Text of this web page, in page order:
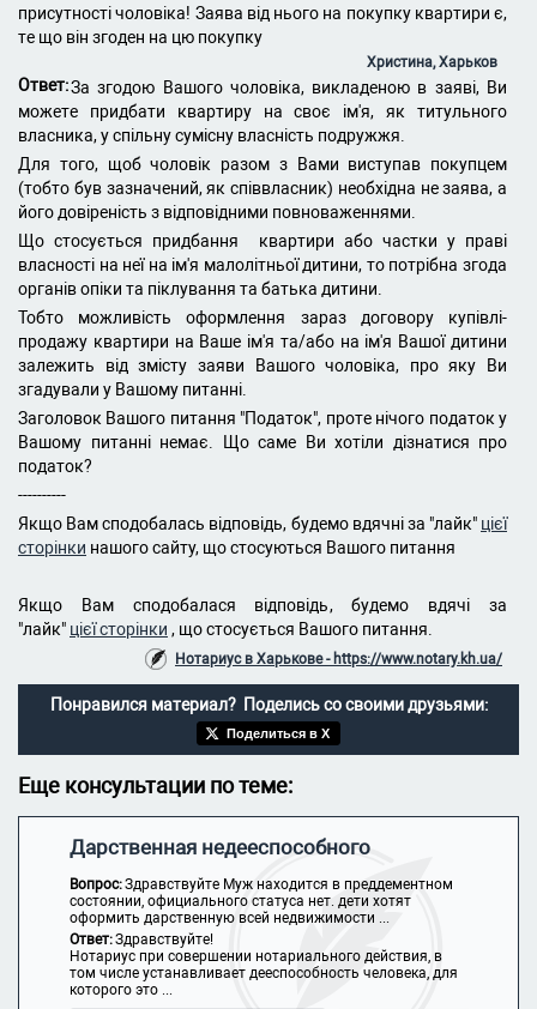
присутності чоловіка! Заява від нього на покупку квартири є,
те що він згоден на цю покупку
Христина, Харьков
Ответ:За згодою Вашого чоловіка, викладеною в заяві, Ви
можете придбати квартиру на своє ім'я, як титульного
власника, у спільну сумісну власність подружжя.
Для того, щоб чоловік разом з Вами виступав покупцем
(тобто був зазначений, як співвласник) необхідна не заява, а
його довіреність з відповідними повноваженнями.
Що стосується придбання квартири або частки у праві
власності на неї на ім'я малолітньої дитини, то потрібна згода
органів опіки та піклування та батька дитини.
Тобто можливість оформлення зараз договору купівлі-
продажу квартири на Ваше ім'я та/або на ім'я Вашої дитини
залежить від змісту заяви Вашого чоловіка, про яку Ви
згадували у Вашому питанні.
Заголовок Вашого питання "Податок", проте нічого податок у
Вашому питанні немає. Що саме Ви хотіли дізнатися про
податок?
----------
Якщо Вам сподобалась відповідь, будемо вдячні за "лайк" цієї
сторінки нашого сайту, що стосуються Вашого питання
Якщо Вам сподобалася відповідь, будемо вдячі за
"лайк" цієї сторінки , що стосується Вашого питання.
Нотариус в Харькове - https://www.notary.kh.ua/
Понравился материал? Поделись со своими друзьями:
Поделиться в X
Еще консультации по теме:
Дарственная недееспособного
Вопрос:Здравствуйте Муж находится в преддементном
состоянии, официального статуса нет. дети хотят
оформить дарственную всей недвижимости ...
Ответ:Здравствуйте!
Нотариус при совершении нотариального действия, в
том числе устанавливает дееспособность человека, для
которого это ...